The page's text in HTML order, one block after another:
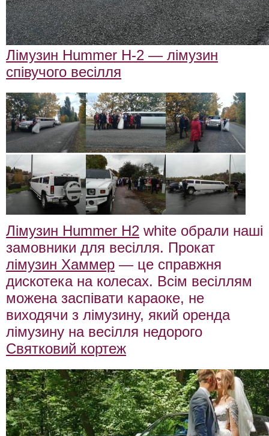
Лімузин Hummer H-2 — лімузин
співучого весілля
Лімузин Hummer H2 white обрали наші
замовники для весілля. Прокат
лімузин Хаммер — це справжня
дискотека на колесах. Всім весіллям
можена заспівати караоке, не
виходячи з лімузину, який оренда
лімузину на весілля недорого
Святковий кортеж